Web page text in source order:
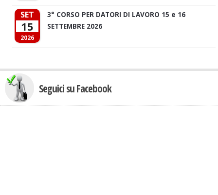
SET
15
2026
3° CORSO PER DATORI DI LAVORO 15 e 16
SETTEMBRE 2026
Seguici su Facebook